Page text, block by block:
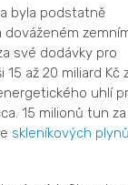
byla podstatně
dováženém
své dodávky pro
až 20 miliard Kč
uhlí
15 milionů tun za
skleníkových